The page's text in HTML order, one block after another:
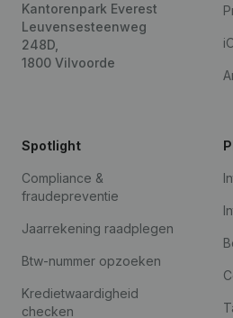
Kantorenpark Everest
Leuvensesteenweg
248D,
1800 Vilvoorde
Spotlight
Compliance &
fraudepreventie
Jaarrekening raadplegen
Btw-nummer opzoeken
Kredietwaardigheid
checken